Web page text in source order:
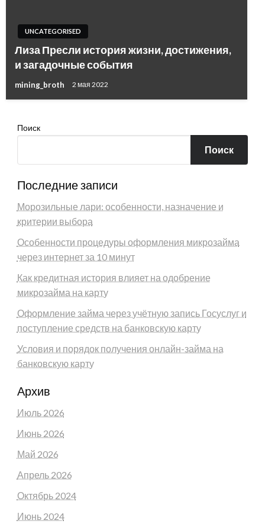
UNCATEGORISED
Лиза Пресли история жизни, достижения,
и загадочные события
mining_broth 2 мая 2022
Поиск
Поиск
Последние записи
Морозильные лари: особенности, назначение и
критерии выбора
Особенности процедуры оформления микрозайма
через интернет за 10 минут
Как кредитная история влияет на одобрение
микрозайма на карту
Оформление займа через учётную запись Госуслуг и
поступление средств на банковскую карту
Условия и порядок получения онлайн-займа на
банковскую карту
Архив
Июль 2026
Июнь 2026
Май 2026
Апрель 2026
Октябрь 2024
Июнь 2024